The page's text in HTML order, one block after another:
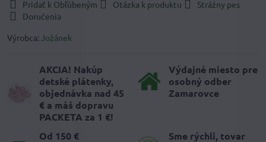
Pridať k Obľúbeným Otázka k produktu
Strážny pes
Doručenia
Výrobca: Jožánek
AKCIA! Nakúp
detské plátenky,
objednávka nad 45
€ a máš dopravu
PACKETA za 1 €!
Výdajné miesto pre
osobný odber
Zamarovce
Od 150 €
Sme rýchli, tovar